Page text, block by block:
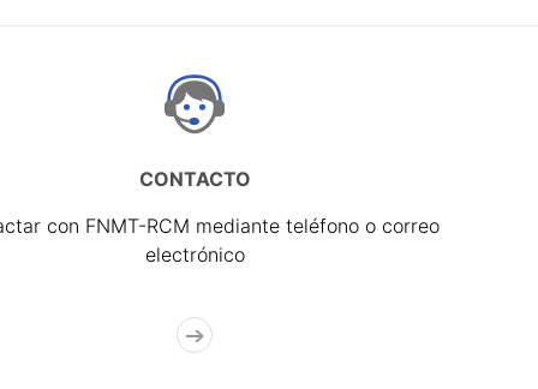
CONTACTO
con FNMT-RCM mediante teléfono o correo
electrónico